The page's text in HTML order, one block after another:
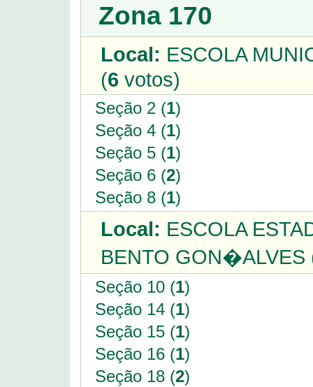
Zona 170
Local: ESCOLA
(6 votos)
Seção 2 (1)
Seção 4 (1)
Seção 5 (1)
Seção 6 (2)
Seção 8 (1)
Local: ESCOLA
BENTO GON�ALVES
Seção 10 (1)
Seção 14 (1)
Seção 15 (1)
Seção 16 (1)
Seção 18 (2)